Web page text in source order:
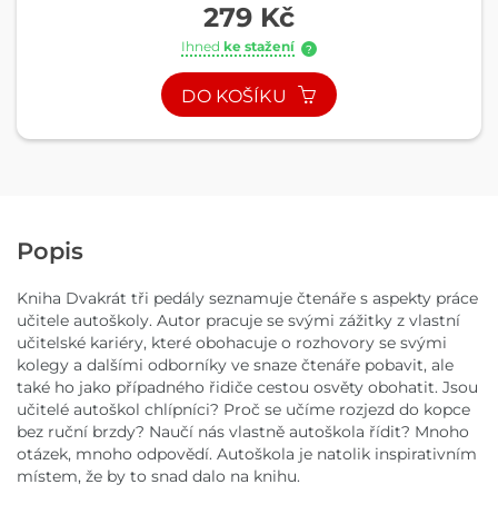
279 Kč
Ihned ke stažení ?
DO KOŠÍKU
Popis
Kniha Dvakrát tři pedály seznamuje čtenáře s aspekty práce
učitele autoškoly. Autor pracuje se svými zážitky z vlastní
učitelské kariéry, které obohacuje o rozhovory se svými
kolegy a dalšími odborníky ve snaze čtenáře pobavit, ale
také ho jako případného řidiče cestou osvěty obohatit. Jsou
učitelé autoškol chlípníci? Proč se učíme rozjezd do kopce
bez ruční brzdy? Naučí nás vlastně autoškola řídit? Mnoho
otázek, mnoho odpovědí. Autoškola je natolik inspirativním
místem, že by to snad dalo na knihu.